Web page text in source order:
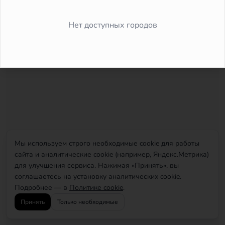
Мы используем строго необходимые cookie для работы
сайта и аналитические cookie (например, Яндекс.Метрика)
для улучшения сервиса. Нажимая «Принять», вы
соглашаетесь на установку аналитических cookie.
Подробнее — в Политике cookie.
Принять Только необходимые
Нет доступных городов